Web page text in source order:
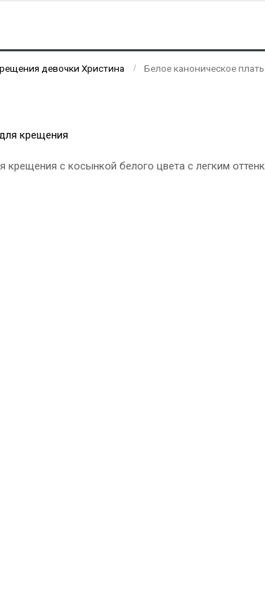
девочки Христина Белое каноническое
крещения с косынкой белого цвета с легким